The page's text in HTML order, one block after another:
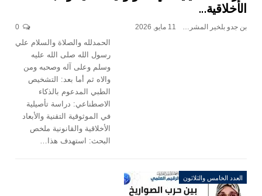
الأخلاقية…
11 مايو, 2026
الحمدلله والصلاة والسلام علي
رسول الله صلى الله عليه
وسلم وعلى آله وصحبه ومن
والاه ثم أما بعد: التشخيص
الطبي المدعوم بالذكاء
الاصطناعي: دراسة تأصيلية
في الموثوقية التقنية والأبعاد
الأخلاقية والقانونية ملخص
البحث: استهدف هذا
العدد الخامس والثلاثون